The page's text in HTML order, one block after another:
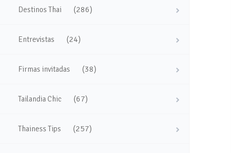
Destinos Thai (286)
Entrevistas (24)
Firmas invitadas (38)
Tailandia Chic (67)
Thainess Tips (257)